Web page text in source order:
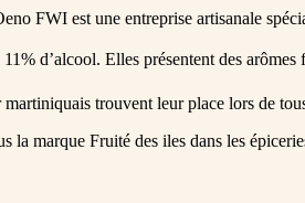
FWI est une entreprise artisanale
d’alcool. Elles présentent des
trouvent leur place lors de
la marque Fruité des iles dans les